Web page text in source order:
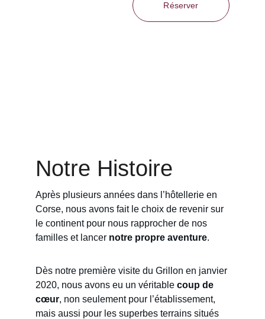
Réserver
Notre Histoire
Après plusieurs années dans l’hôtellerie en
Corse, nous avons fait le choix de revenir sur
le continent pour nous rapprocher de nos
familles et lancer notre propre aventure.
Dès notre première visite du Grillon en janvier
2020, nous avons eu un véritable coup de
cœur, non seulement pour l’établissement,
mais aussi pour les superbes terrains situés